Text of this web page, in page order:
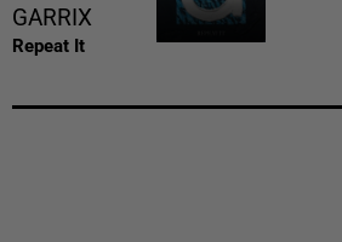
GARRIX
Repeat It